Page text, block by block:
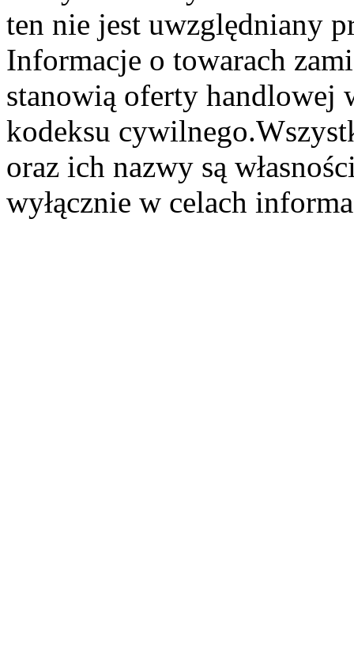
ten nie jest uwzględniany
Informacje o towarach
stanowią oferty
kodeksu
oraz ich nazwy są
wyłącznie w celach